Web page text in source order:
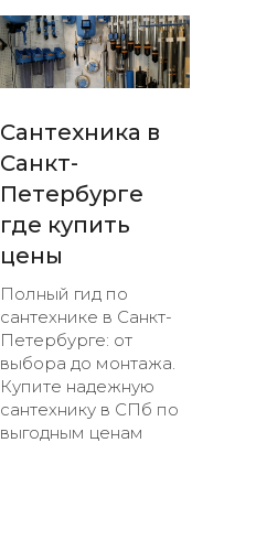
Сантехника в
Санкт-
Петербурге
где купить
цены
Полный гид по
сантехнике в Санкт-
Петербурге: от
выбора до монтажа.
Купите надежную
сантехнику в СПб по
выгодным ценам